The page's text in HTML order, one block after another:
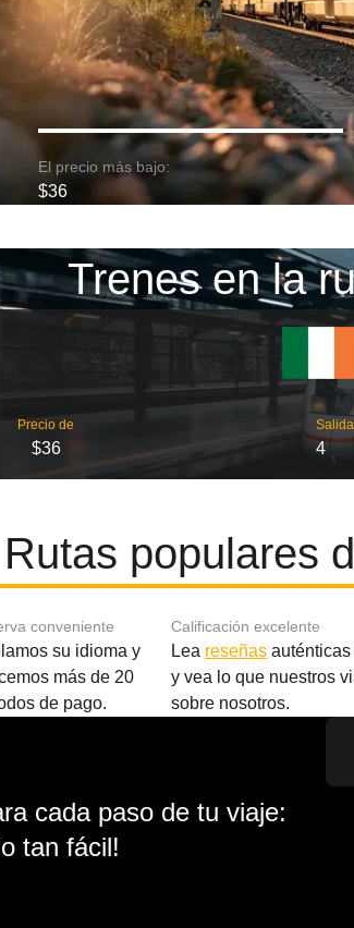
El precio más bajo:
$36
Trenes en la
Precio de
$36 4
Rutas populares
conveniente
su idioma y
más de 20
de pago.
Calificación excelente
Lea reseñasauténticas
y vea lo que nuestros
sobre nosotros.
cada paso de tu viaje:
tan fácil!